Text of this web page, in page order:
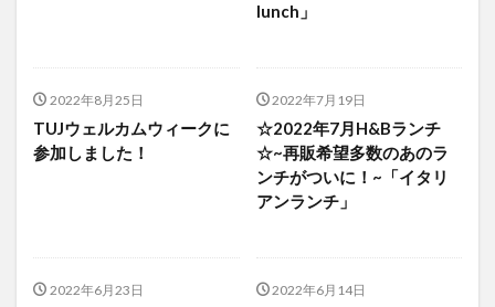
lunch」
2022年8月25日
TUJウェルカムウィークに
参加しました！
2022年7月19日
☆2022年7月H&Bランチ
☆~再販希望多数のあのラ
ンチがついに！~「イタリ
アンランチ」
2022年6月23日 2022年6月14日